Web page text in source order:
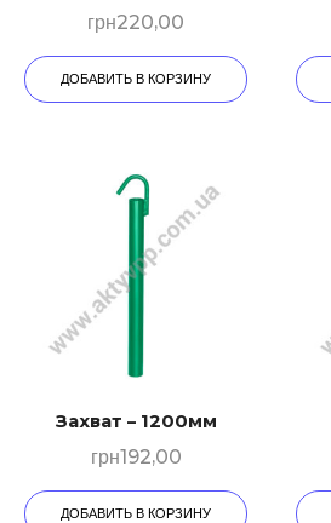
грн220,00
ДОБАВИТЬ В КОРЗИНУ
Захват – 1200мм
грн192,00
ДОБАВИТЬ В КОРЗИНУ